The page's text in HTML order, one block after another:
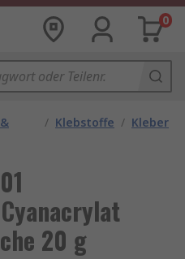
0
/ Klebstoffe / Kleber
20 g